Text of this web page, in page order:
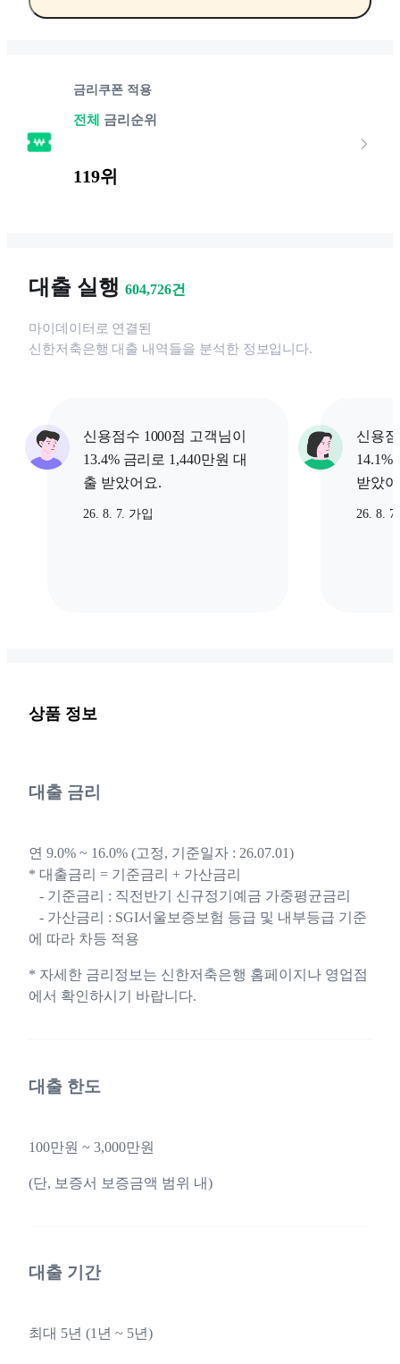
금리쿠폰 적용
전체 금리순위
119위
대출 실행 604,726건
마이데이터로 연결된
신한저축은행 대출 내역들을 분석한 정보입니다.
신용점수 1000점 고객님이
13.4% 금리로 1,440만원 대
출 받았어요.
26. 8. 7. 가입
신용
14.1%
받았
26. 8.
상품 정보
대출 금리
연 9.0% ~ 16.0% (고정, 기준일자 : 26.07.01)
* 대출금리 = 기준금리 + 가산금리
- 기준금리 : 직전반기 신규정기예금 가중평균금리
- 가산금리 : SGI서울보증보험 등급 및 내부등급 기준
에 따라 차등 적용
* 자세한 금리정보는 신한저축은행 홈페이지나 영업점
에서 확인하시기 바랍니다.
대출 한도
100만원 ~ 3,000만원
(단, 보증서 보증금액 범위 내)
대출 기간
최대 5년 (1년 ~ 5년)